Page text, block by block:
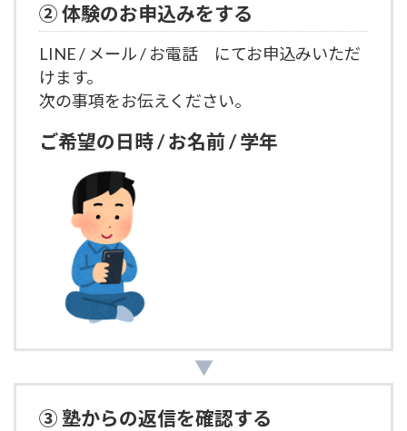
② 体験のお申込みをする
LINE / メール / お電話 にてお申込みいただ
けます。
次の事項をお伝えください。
ご希望の日時 / お名前 / 学年
▼
③ 塾からの返信を確認する